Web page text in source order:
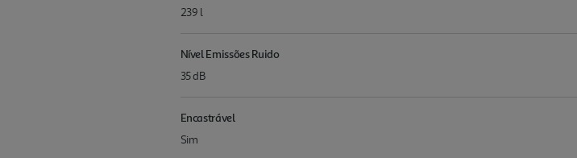
239 l
Nível Emissões Ruido
35 dB
Encastrável
Sim